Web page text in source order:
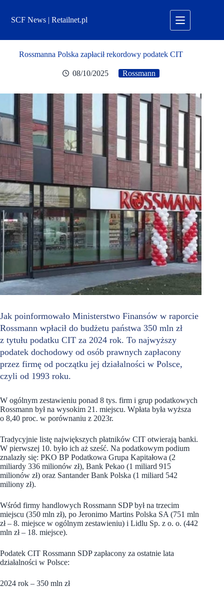
treściSCF News | Retailnet.pl
Rossmanna Polska zapłacił rekordowy podatek CIT
08/10/2025 Rossmann
Jak poinformowało Ministerstwo Finansów w raporcie
Rossmann wpłacił do budżetu państwa 350 mln zł
z tytułu podatku CIT za 2024 rok. To najwyższy
podatek dochodowy od osób prawnych zapłacony
przez firmę od początku jej działalności w Polsce,
czyli od 1993 roku.
W ogólnym zestawieniu ponad 8 tys. firm i grup podatkowych
Rossmann był na wysokim 21. miejscu. Wpłata była wyższa
o 8,40 proc. w porównaniu z 2023r.
Tradycyjnie listę największych płatników CIT otwierają banki.
W pierwszej 10. było ich aż sześć. Na podatkowym podium
znalazły się: PKO BP Podatkowa Grupa Kapitałowa (2
miliardy 336 milionów zł), Bank Pekao (1 miliard 915
milionów zł) oraz Santander Bank Polska (1 miliard 542
miliony zł).
Wśród firmy handlowych Rossmann SDP był na trzecim
miejscu (350 mln zł), po Jeronimo Martins Polska SA (751 mln
zł – 8. miejsce w ogólnym zestawieniu) i Lidlu Sp. z o. o. (442
mln zł – 18. miejsce).
Podatek CIT Rossmann SDP zapłacony za ostatnie lata
działalności w Polsce:
2024 rok – 350 mln zł